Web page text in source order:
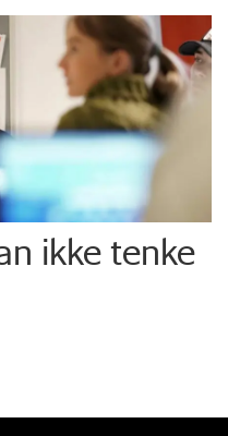
ikke tenke